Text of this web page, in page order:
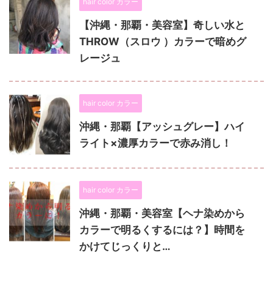
【沖縄・那覇・美容室】奇しい水と
THROW（スロウ ）カラーで暗めグ
レージュ
hair color カラー
沖縄・那覇【アッシュグレー】ハイ
ライト×濃厚カラーで赤み消し！
hair color カラー
沖縄・那覇・美容室【ヘナ染めから
カラーで明るくするには？】時間を
かけてじっくりと…